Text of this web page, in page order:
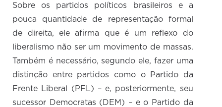
Sobre os partidos políticos brasileiros e a
pouca quantidade de representação formal
de direita, ele afirma que é um reflexo do
liberalismo não ser um movimento de massas.
Também é necessário, segundo ele, fazer uma
distinção entre partidos como o Partido da
Frente Liberal (PFL) – e, posteriormente, seu
sucessor Democratas (DEM) – e o Partido da